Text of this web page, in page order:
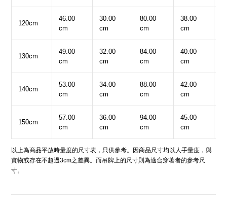
120cm
46.00
cm
30.00
cm
80.00
cm
38.00
cm
130cm
49.00
cm
32.00
cm
84.00
cm
40.00
cm
140cm
53.00
cm
34.00
cm
88.00
cm
42.00
cm
150cm
57.00
cm
36.00
cm
94.00
cm
45.00
cm
以上為商品平放時量度的尺寸表，只供參考。因商品尺寸均以人手量度，與
實物或存在不超過3cm之差異。而吊牌上的尺寸則為適合穿著者的參考尺
寸。